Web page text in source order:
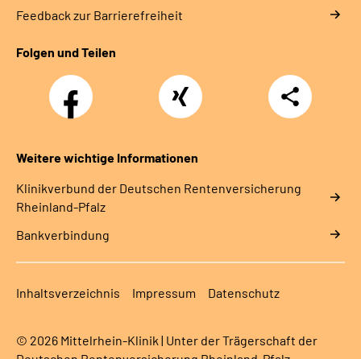
Feedback zur Barrierefreiheit
Folgen und Teilen
Facebook Xing
Teilen
Weitere wichtige Informationen
Klinikverbund der Deutschen Rentenversicherung
Rheinland-Pfalz
Bankverbindung
Inhaltsverzeichnis Impressum Datenschutz
© 2026 Mittelrhein-Klinik | Unter der Trägerschaft der